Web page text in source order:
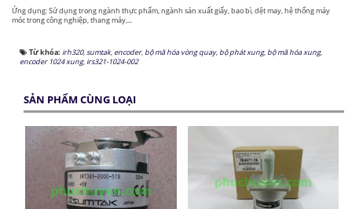
Ứng dụng: Sử dụng trong ngành thực phẩm, ngành sản xuất giấy, bao bì, dệt may, hệ thống máy
móc trong công nghiệp, thang máy,...
Từ khóa: irh320,sumtak, encoder,bộ mã hóa vòng quay,bộ phát xung,bộ mã hóa xung,
encoder 1024 xung,irs321-1024-002
SẢN PHẨM CÙNG LOẠI